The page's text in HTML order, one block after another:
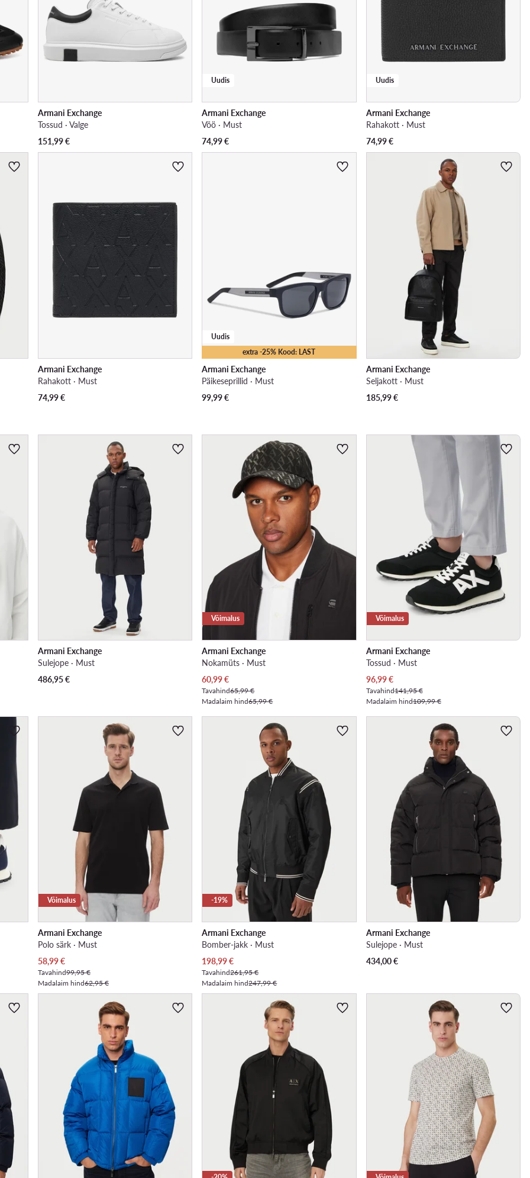
Armani Exchange
Tossud · Valge
151,99€
Uudis
Armani Exchange
Vöö · Must
74,99€
Uudis
Armani Exchange
Rahakott · Must
74,99€
Armani Exchange
Rahakott · Must
74,99€
extra -25% Kood: LAST
Uudis
Armani Exchange
Päikeseprillid · Must
99,99€
Armani Exchange
Seljakott · Must
185,99€
Armani Exchange
Sulejope · Must
486,95€
Võimalus
Armani Exchange
Nokamüts · Must
Praegune hind
60,99€
Tavahind65,99 €
Madalaim hind65,99 €
Võimalus
Armani Exchange
Tossud · Must
Praegune hind
96,99€
Tavahind141,95 €
Madalaim hind109,99 €
Võimalus
Armani Exchange
Polo särk · Must
Praegune hind
58,99€
Tavahind99,95 €
Madalaim hind62,95 €
-19%
Armani Exchange
Bomber-jakk · Must
Praegune hind
198,99€
Tavahind261,95 €
Madalaim hind247,99 €
Armani Exchange
Sulejope · Must
434,00€